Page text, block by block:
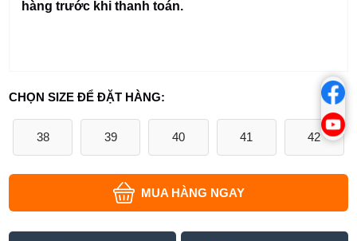
hàng trước khi thanh toán.
CHỌN SIZE ĐỂ ĐẶT HÀNG:
38 39 40 41 42
MUA HÀNG NGAY